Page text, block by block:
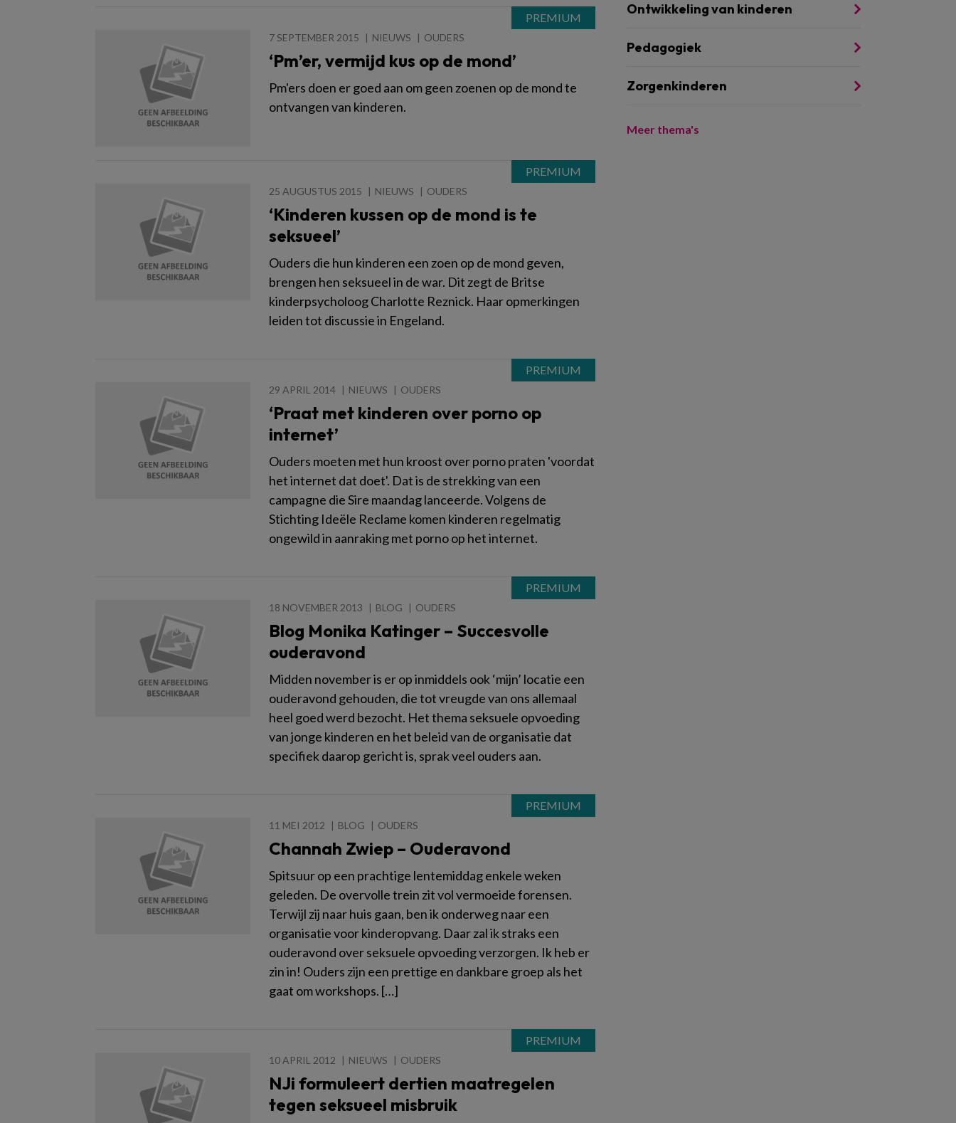
7 SEPTEMBER 2015 NIEUWS OUDERS
‘Pm’er, vermijd kus op de mond’
Pm'ers doen er goed aan om geen zoenen op de mond te
ontvangen van kinderen.
25 AUGUSTUS 2015 NIEUWS OUDERS
‘Kinderen kussen op de mond is te
seksueel’
Ouders die hun kinderen een zoen op de mond geven,
brengen hen seksueel in de war. Dit zegt de Britse
kinderpsycholoog Charlotte Reznick. Haar opmerkingen
leiden tot discussie in Engeland.
29 APRIL 2014 NIEUWS OUDERS
‘Praat met kinderen over porno op
internet’
Ouders moeten met hun kroost over porno praten 'voordat
het internet dat doet'. Dat is de strekking van een
campagne die Sire maandag lanceerde. Volgens de
Stichting Ideële Reclame komen kinderen regelmatig
ongewild in aanraking met porno op het internet.
18 NOVEMBER 2013 BLOG OUDERS
Blog Monika Katinger – Succesvolle
ouderavond
Midden november is er op inmiddels ook ‘mijn’ locatie een
ouderavond gehouden, die tot vreugde van ons allemaal
heel goed werd bezocht. Het thema seksuele opvoeding
van jonge kinderen en het beleid van de organisatie dat
specifiek daarop gericht is, sprak veel ouders aan.
11 MEI 2012 BLOG OUDERS
Channah Zwiep – Ouderavond
Spitsuur op een prachtige lentemiddag enkele weken
geleden. De overvolle trein zit vol vermoeide forensen.
Terwijl zij naar huis gaan, ben ik onderweg naar een
organisatie voor kinderopvang. Daar zal ik straks een
ouderavond over seksuele opvoeding verzorgen. Ik heb er
zin in! Ouders zijn een prettige en dankbare groep als het
gaat om workshops. […]
10 APRIL 2012 NIEUWS OUDERS
NJi formuleert dertien maatregelen
tegen seksueel misbruik
Ontwikkeling van kinderen
Pedagogiek
Zorgenkinderen
Meer thema's